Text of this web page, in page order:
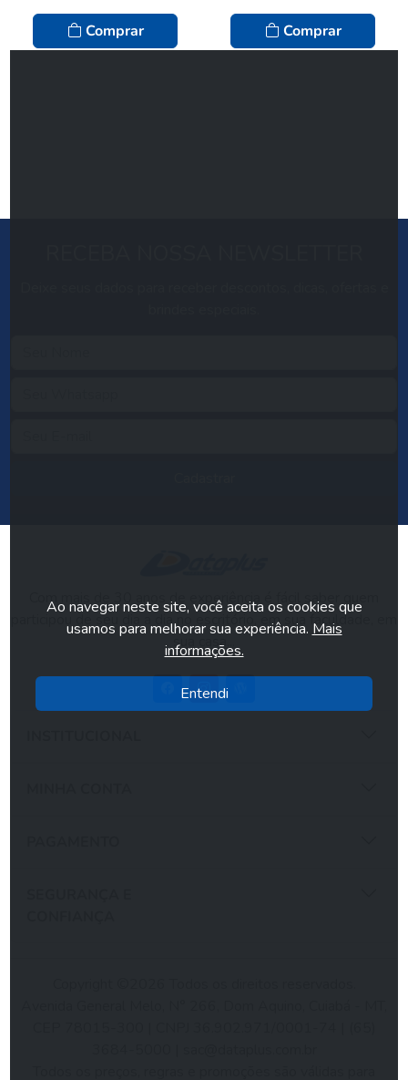
Comprar Comprar
Com mais de 30 anos de experiência é fácil saber quem
participou de seu dia a dia no escritório, em sua faculdade, em
sua casa...
Ao navegar neste site, você aceita os cookies que
usamos para melhorar sua experiência. Mais
informações.
Entendi